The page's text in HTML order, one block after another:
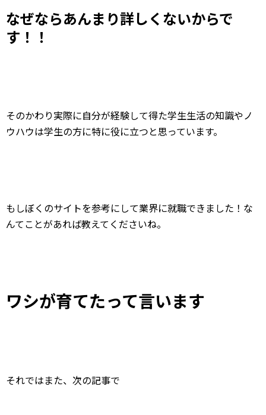
なぜならあんまり詳しくないからで
す！！
そのかわり実際に自分が経験して得た学生生活の知識やノ
ウハウは学生の方に特に役に立つと思っています。
もしぼくのサイトを参考にして業界に就職できました！な
んてことがあれば教えてくださいね。
ワシが育てたって言います
それではまた、次の記事で